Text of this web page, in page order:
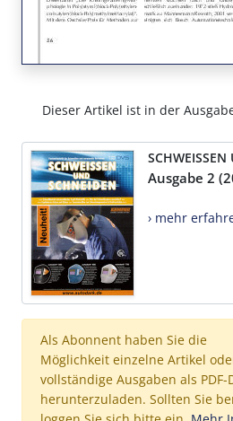
Dieser Artikel ist in der
Ausgabe 2
› mehr
Als Abonnent haben Sie die
Möglichkeit einzelne Artikel
vollständige Ausgaben als PDF-
herunterzuladen. Sollten Sie